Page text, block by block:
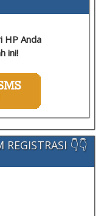
HP Anda
ini!
👇👇